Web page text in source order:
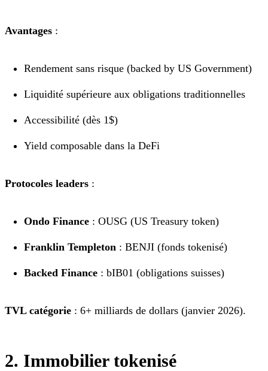
Avantages :
Rendement sans risque (backed by US Government)
Liquidité supérieure aux obligations traditionnelles
Accessibilité (dès 1$)
Yield composable dans la DeFi
Protocoles leaders :
Ondo Finance : OUSG (US Treasury token)
Franklin Templeton : BENJI (fonds tokenisé)
Backed Finance : bIB01 (obligations suisses)
TVL catégorie : 6+ milliards de dollars (janvier 2026).
2. Immobilier tokenisé